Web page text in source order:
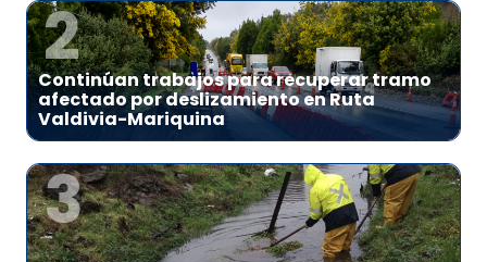
2
Continúan trabajos para recuperar tramo
afectado por deslizamiento en Ruta
Valdivia-Mariquina
3